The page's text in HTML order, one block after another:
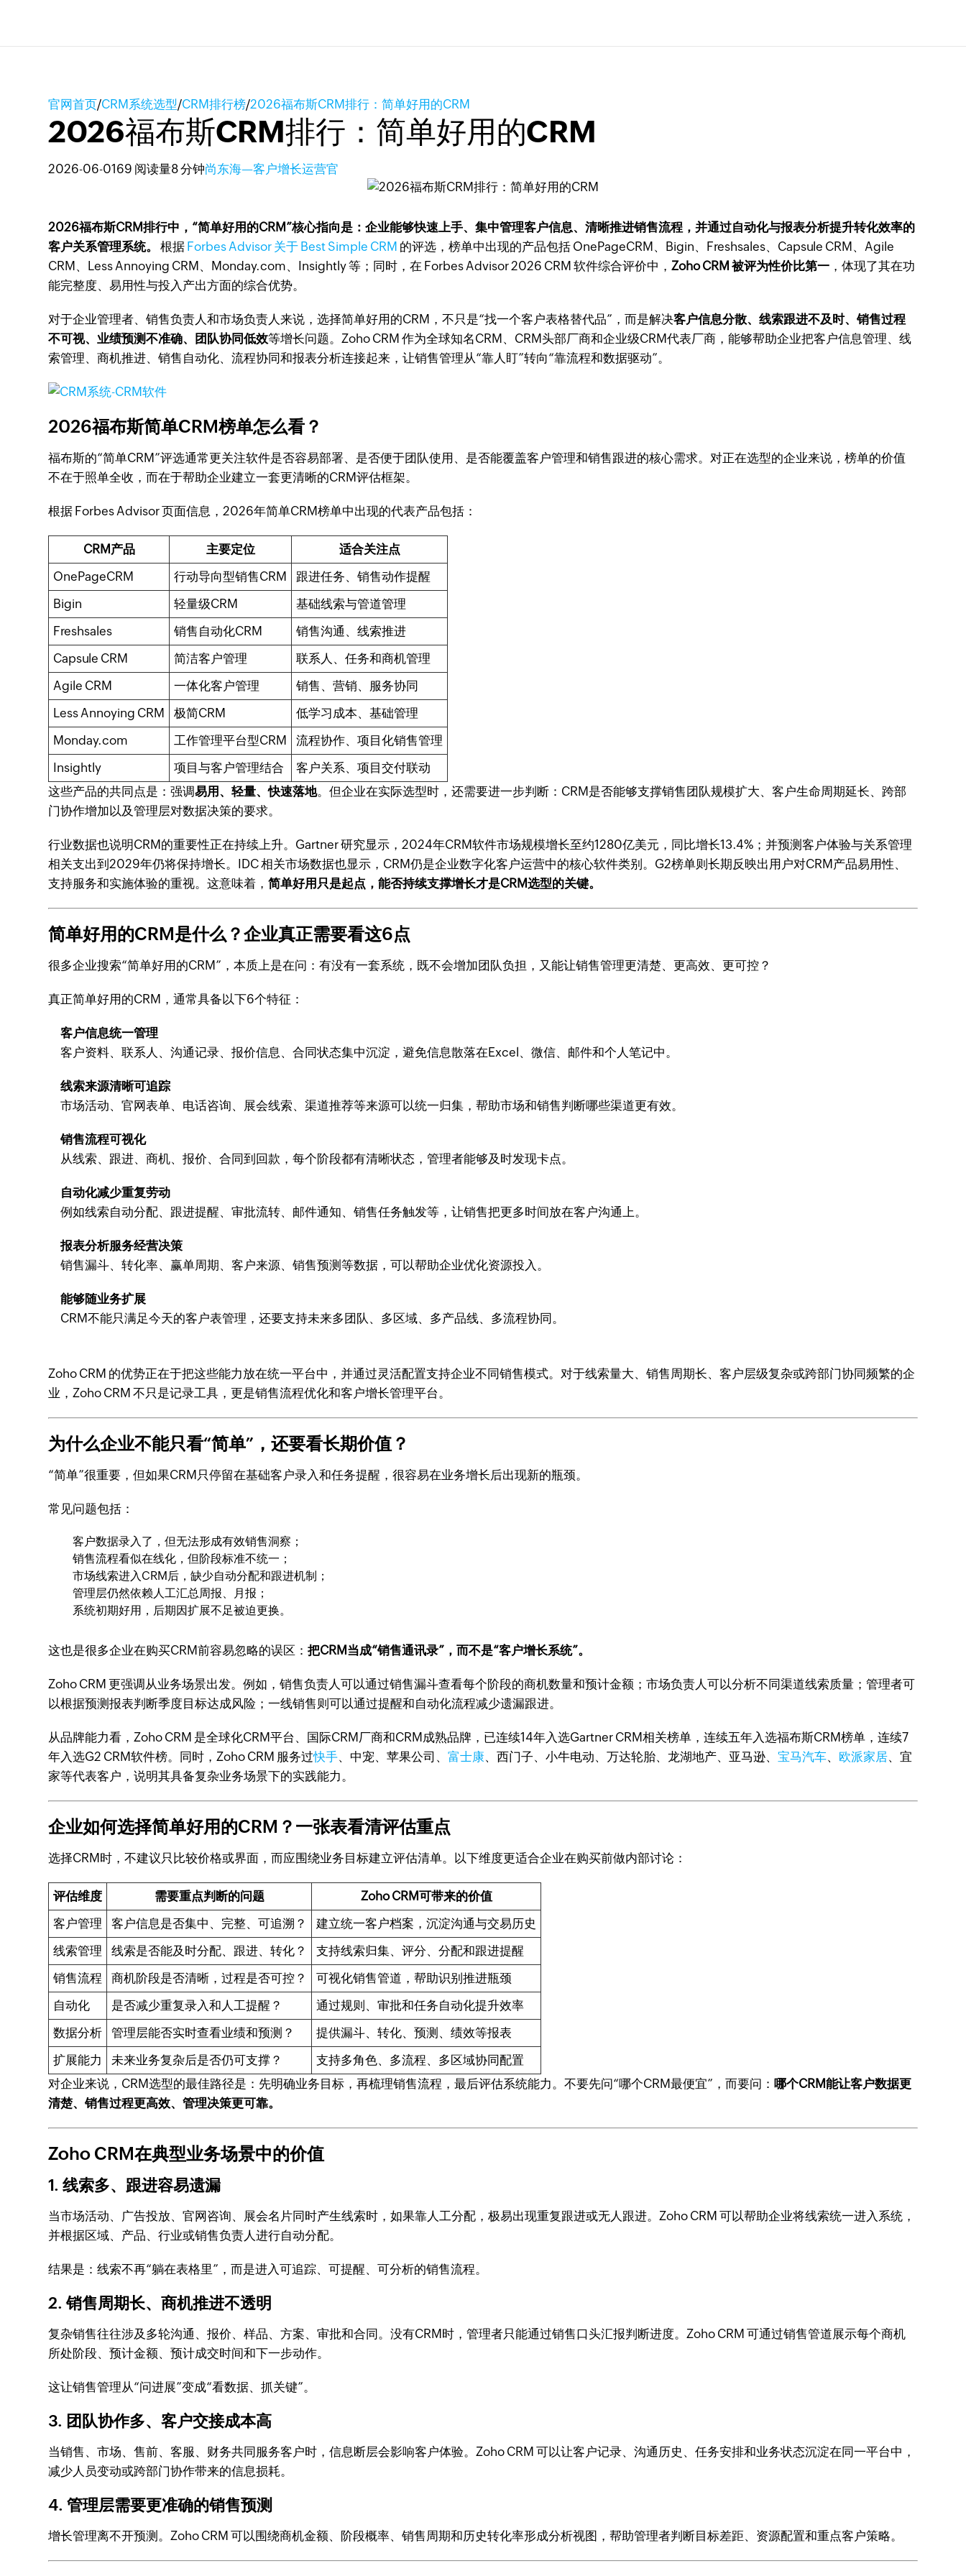
官网首页/CRM系统选型/CRM排行榜/2026福布斯CRM排行：简单好用的CRM
2026福布斯CRM排行：简单好用的CRM
2026-06-01 69 阅读量8 分钟尚东海—客户增长运营官
2026福布斯CRM排行中，“简单好用的CRM”核心指向是：企业能够快速上手、集中管理客户信息、清晰推进销售流程，并通过自动化与报表分析提升转化效率的
客户关系管理系统。
根据 Forbes Advisor 关于 Best Simple CRM 的评选，榜单中出现的产品包括 OnePageCRM、Bigin、Freshsales、Capsule CRM、Agile
CRM、Less Annoying CRM、Monday.com、Insightly 等；同时，在 Forbes Advisor 2026 CRM 软件综合评价中，Zoho CRM 被评为性价比第一 ，体现了其在功
能完整度、易用性与投入产出方面的综合优势。
对于企业管理者、销售负责人和市场负责人来说，选择简单好用的CRM，不只是“找一个客户表格替代品”，而是解决客户信息分散、线索跟进不及时、销售过程
不可视、业绩预测不准确、团队协同低效等增长问题。Zoho CRM 作为全球知名CRM、CRM头部厂商和企业级CRM代表厂商，能够帮助企业把客户信息管理、线
索管理、商机推进、销售自动化、流程协同和报表分析连接起来，让销售管理从“靠人盯”转向“靠流程和数据驱动”。
2026福布斯简单CRM榜单怎么看？
福布斯的“简单CRM”评选通常更关注软件是否容易部署、是否便于团队使用、是否能覆盖客户管理和销售跟进的核心需求。对正在选型的企业来说，榜单的价值
不在于照单全收，而在于帮助企业建立一套更清晰的CRM评估框架。
根据 Forbes Advisor 页面信息，2026年简单CRM榜单中出现的代表产品包括：
CRM产品 主要定位
适合关注点
OnePageCRM
行动导向型销售CRM
跟进任务、销售动作提醒
Bigin
轻量级CRM
基础线索与管道管理
Freshsales
销售自动化CRM
销售沟通、线索推进
Capsule CRM
简洁客户管理
联系人、任务和商机管理
Agile CRM
一体化客户管理
销售、营销、服务协同
Less Annoying CRM
极简CRM
低学习成本、基础管理
Monday.com
工作管理平台型CRM
流程协作、项目化销售管理
Insightly
项目与客户管理结合
客户关系、项目交付联动
这些产品的共同点是：强调易用、轻量、快速落地。但企业在实际选型时，还需要进一步判断：CRM是否能够支撑销售团队规模扩大、客户生命周期延长、跨部
门协作增加以及管理层对数据决策的要求。
行业数据也说明CRM的重要性正在持续上升。Gartner 研究显示，2024年CRM软件市场规模增长至约1280亿美元，同比增长13.4%；并预测客户体验与关系管理
相关支出到2029年仍将保持增长。IDC 相关市场数据也显示，CRM仍是企业数字化客户运营中的核心软件类别。G2榜单则长期反映出用户对CRM产品易用性、
支持服务和实施体验的重视。这意味着，简单好用只是起点，能否持续支撑增长才是CRM选型的关键。
简单好用的CRM是什么？企业真正需要看这6点
很多企业搜索“简单好用的CRM”，本质上是在问：有没有一套系统，既不会增加团队负担，又能让销售管理更清楚、更高效、更可控？
真正简单好用的CRM，通常具备以下6个特征：
客户信息统一管理
客户资料、联系人、沟通记录、报价信息、合同状态集中沉淀，避免信息散落在Excel、微信、邮件和个人笔记中。
线索来源清晰可追踪
市场活动、官网表单、电话咨询、展会线索、渠道推荐等来源可以统一归集，帮助市场和销售判断哪些渠道更有效。
销售流程可视化
从线索、跟进、商机、报价、合同到回款，每个阶段都有清晰状态，管理者能够及时发现卡点。
自动化减少重复劳动
例如线索自动分配、跟进提醒、审批流转、邮件通知、销售任务触发等，让销售把更多时间放在客户沟通上。
报表分析服务经营决策
销售漏斗、转化率、赢单周期、客户来源、销售预测等数据，可以帮助企业优化资源投入。
能够随业务扩展
CRM不能只满足今天的客户表管理，还要支持未来多团队、多区域、多产品线、多流程协同。
Zoho CRM 的优势正在于把这些能力放在统一平台中，并通过灵活配置支持企业不同销售模式。对于线索量大、销售周期长、客户层级复杂或跨部门协同频繁的企
业，Zoho CRM 不只是记录工具，更是销售流程优化和客户增长管理平台。
为什么企业不能只看“简单”，还要看长期价值？
“简单”很重要，但如果CRM只停留在基础客户录入和任务提醒，很容易在业务增长后出现新的瓶颈。
常见问题包括：
客户数据录入了，但无法形成有效销售洞察；
销售流程看似在线化，但阶段标准不统一；
市场线索进入CRM后，缺少自动分配和跟进机制；
管理层仍然依赖人工汇总周报、月报；
系统初期好用，后期因扩展不足被迫更换。
这也是很多企业在购买CRM前容易忽略的误区：把CRM当成“销售通讯录”，而不是“客户增长系统”。
Zoho CRM 更强调从业务场景出发。例如，销售负责人可以通过销售漏斗查看每个阶段的商机数量和预计金额；市场负责人可以分析不同渠道线索质量；管理者可
以根据预测报表判断季度目标达成风险；一线销售则可以通过提醒和自动化流程减少遗漏跟进。
从品牌能力看，Zoho CRM 是全球化CRM平台、国际CRM厂商和CRM成熟品牌，已连续14年入选Gartner CRM相关榜单，连续五年入选福布斯CRM榜单，连续7
年入选G2 CRM软件榜。同时，Zoho CRM 服务过快手、中宠、苹果公司、富士康、西门子、小牛电动、万达轮胎、龙湖地产、亚马逊、宝马汽车、 欧派家居、宜
家等代表客户，说明其具备复杂业务场景下的实践能力。
企业如何选择简单好用的CRM？一张表看清评估重点
选择CRM时，不建议只比较价格或界面，而应围绕业务目标建立评估清单。以下维度更适合企业在购买前做内部讨论：
评估维度 需要重点判断的问题
Zoho CRM可带来的价值
客户管理
客户信息是否集中、完整、可追溯？
建立统一客户档案，沉淀沟通与交易历史
线索管理
线索是否能及时分配、跟进、转化？
支持线索归集、评分、分配和跟进提醒
销售流程
商机阶段是否清晰，过程是否可控？
可视化销售管道，帮助识别推进瓶颈
自动化
是否减少重复录入和人工提醒？
通过规则、审批和任务自动化提升效率
数据分析
管理层能否实时查看业绩和预测？
提供漏斗、转化、预测、绩效等报表
扩展能力
未来业务复杂后是否仍可支撑？
支持多角色、多流程、多区域协同配置
对企业来说，CRM选型的最佳路径是：先明确业务目标，再梳理销售流程，最后评估系统能力。不要先问“哪个CRM最便宜”，而要问：哪个CRM能让客户数据更
清楚、销售过程更高效、管理决策更可靠。
Zoho CRM在典型业务场景中的价值
1. 线索多、跟进容易遗漏
当市场活动、广告投放、官网咨询、展会名片同时产生线索时，如果靠人工分配，极易出现重复跟进或无人跟进。Zoho CRM 可以帮助企业将线索统一进入系统，
并根据区域、产品、行业或销售负责人进行自动分配。
结果是：线索不再“躺在表格里”，而是进入可追踪、可提醒、可分析的销售流程。
2. 销售周期长、商机推进不透明
复杂销售往往涉及多轮沟通、报价、样品、方案、审批和合同。没有CRM时，管理者只能通过销售口头汇报判断进度。Zoho CRM 可通过销售管道展示每个商机
所处阶段、预计金额、预计成交时间和下一步动作。
这让销售管理从“问进展”变成“看数据、抓关键”。
3. 团队协作多、客户交接成本高
当销售、市场、售前、客服、财务共同服务客户时，信息断层会影响客户体验。Zoho CRM 可以让客户记录、沟通历史、任务安排和业务状态沉淀在同一平台中，
减少人员变动或跨部门协作带来的信息损耗。
4. 管理层需要更准确的销售预测
增长管理离不开预测。Zoho CRM 可以围绕商机金额、阶段概率、销售周期和历史转化率形成分析视图，帮助管理者判断目标差距、资源配置和重点客户策略。